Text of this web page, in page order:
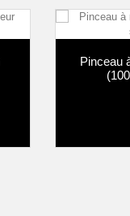
Pinceau